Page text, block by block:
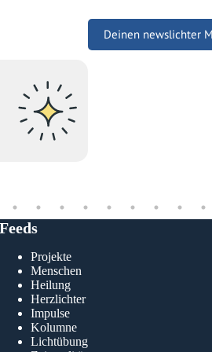
Deinen newslichter
Maria
Feeds
Projekte
Menschen
Heilung
Herzlichter
Impulse
Kolumne
Lichtübung